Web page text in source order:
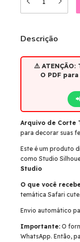
Descrição
⚠️
O PDF
Arquivo de Corte
para decorar suas
Este é um produto
como Studio
Studio
O que você
temática Safari cute.
Envio automático
Importante: O
WhatsApp. Então,